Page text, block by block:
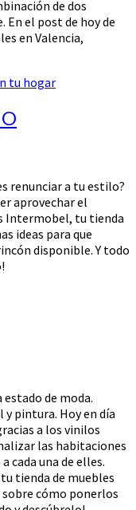
de dos
En el post de hoy de
en Valencia,
renunciar a tu estilo?
aprovechar el
Intermobel, tu tienda
ideas para que
disponible. Y todo
estado de moda.
y pintura. Hoy en día
a los vinilos
las habitaciones
cada una de elles.
tienda de muebles
cómo ponerlos